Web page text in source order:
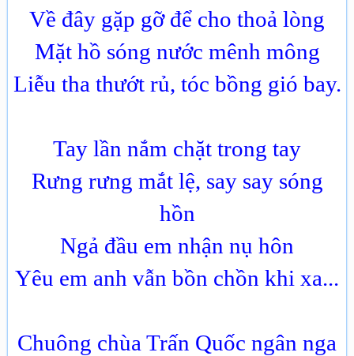
Về đây gặp gỡ để cho thoả lòng
Mặt hồ sóng nước mênh mông
Liễu tha thướt rủ, tóc bồng gió bay.
Tay lần nắm chặt trong tay
Rưng rưng mắt lệ, say say sóng
hồn
Ngả đầu em nhận nụ hôn
Yêu em anh vẫn bồn chồn khi xa...
Chuông chùa Trấn Quốc ngân nga